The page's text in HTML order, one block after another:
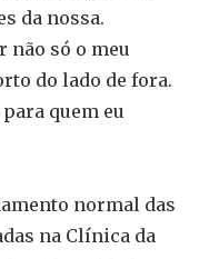
da nossa.
não só o meu
do lado de fora.
quem eu
normal das
na Clínica da